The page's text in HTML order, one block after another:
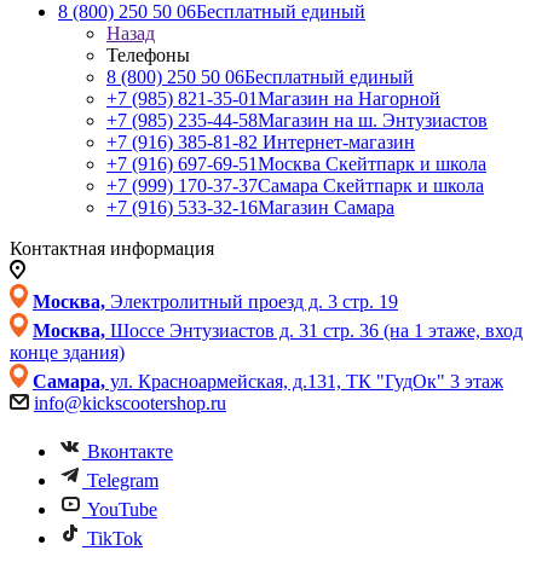
8 (800) 250 50 06Бесплатный единый
Назад
Телефоны
8 (800) 250 50 06Бесплатный единый
+7 (985) 821-35-01Магазин на Нагорной
+7 (985) 235-44-58Магазин на ш. Энтузиастов
+7 (916) 385-81-82 Интернет-магазин
+7 (916) 697-69-51Москва Скейтпарк и школа
+7 (999) 170-37-37Самара Скейтпарк и школа
+7 (916) 533-32-16Магазин Самара
Контактная информация
Москва, Электролитный проезд д. 3 стр. 19
Москва, Шоссе Энтузиастов д. 31 стр. 36 (на 1 этаже, вход
конце здания)
Самара, ул. Красноармейская, д.131, ТК "ГудОк" 3 этаж
info@kickscootershop.ru
Вконтакте
Telegram
YouTube
TikTok